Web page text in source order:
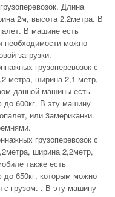
Длина
2м, высота 2,2метра. В
В машине есть
необходимости можно
загрузки.
грузоперевозок с
метра, ширина 2,1 метр,
данной машины есть
до 600кг. В эту машину
или 3американки.
грузоперевозок с
ширина 2,2метр,
также есть
до 650кг, которым можно
с грузом. . В эту машину